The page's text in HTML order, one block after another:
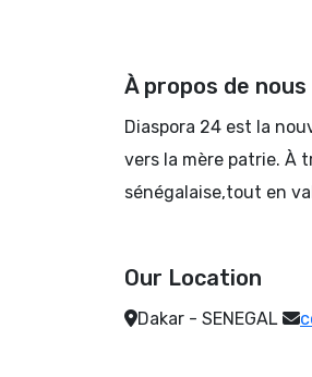
À propos de nous
Diaspora 24 est la
vers la mère patrie. À
sénégalaise,tout en
Our Location
Dakar - SENEGAL